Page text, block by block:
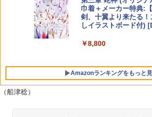
￥6,580
巾着＋メーカー特典:
剣、十翼より来たる
しイラストボード付)
￥8,800
Amazonランキングをもっと
（船津稔）